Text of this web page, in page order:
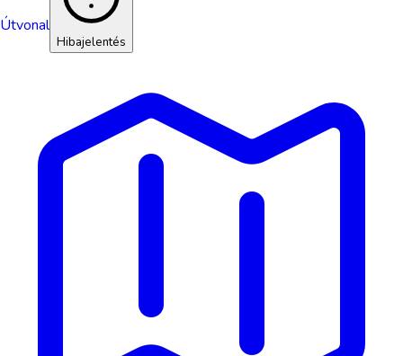
Útvonal
Hibajelentés